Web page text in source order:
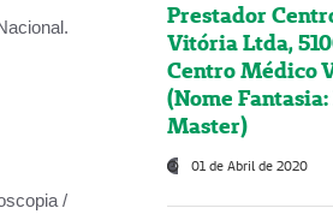
/
Prestador
Vitória Ltda,
Centro Médico
(Nome
Master)
01 de Abril de 2020